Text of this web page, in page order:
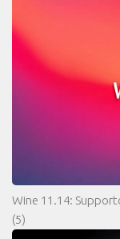
Wine 11.14:
(5)